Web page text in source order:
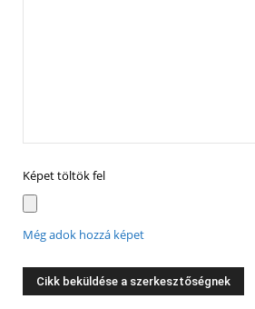
Képet töltök fel
Még adok hozzá képet